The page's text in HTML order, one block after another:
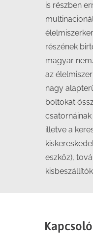
is részben
részének
magyar
az
nagy
boltokat
illetve a
eszköz),